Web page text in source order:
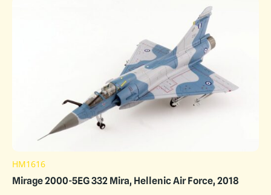
HM1616
Mirage 2000-5EG 332 Mira, Hellenic Air Force, 2018